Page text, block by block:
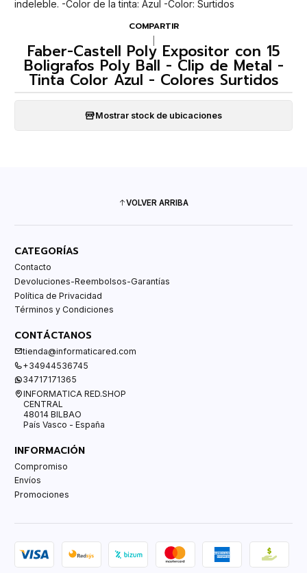
indeleble. -Color de la tinta: Azul -Color: Surtidos
COMPARTIR
Faber-Castell Poly Expositor con 15
Boligrafos Poly Ball - Clip de Metal -
Tinta Color Azul - Colores Surtidos
Mostrar stock de ubicaciones
VOLVER ARRIBA
CATEGORÍAS
Contacto
Devoluciones-Reembolsos-Garantías
Política de Privacidad
Términos y Condiciones
CONTÁCTANOS
tienda@informaticared.com
+34944536745
34717171365
INFORMATICA RED.SHOP
CENTRAL
48014 BILBAO
País Vasco - España
INFORMACIÓN
Compromiso
Envíos
Promociones